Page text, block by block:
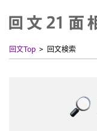
回文Top 回文検索